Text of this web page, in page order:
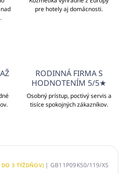
pre hotely aj domácnosti.
RODINNÁ FIRMA S
HODNOTENÍM 5/5★
Osobný prístup, poctivý servis a
tisíce spokojných zákazníkov.
3 TÝŽDŇOV) | GB11P09K50/119/XS